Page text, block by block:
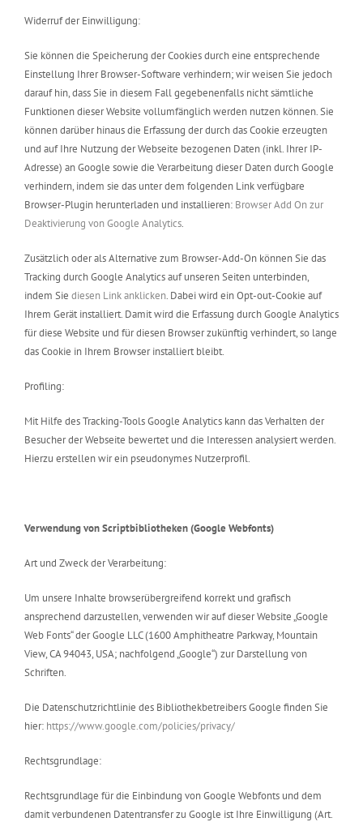
Widerruf der Einwilligung:
Sie können die Speicherung der Cookies durch eine entsprechende
Einstellung Ihrer Browser-Software verhindern; wir weisen Sie jedoch
darauf hin, dass Sie in diesem Fall gegebenenfalls nicht sämtliche
Funktionen dieser Website vollumfänglich werden nutzen können. Sie
können darüber hinaus die Erfassung der durch das Cookie erzeugten
und auf Ihre Nutzung der Webseite bezogenen Daten (inkl. Ihrer IP-
Adresse) an Google sowie die Verarbeitung dieser Daten durch Google
verhindern, indem sie das unter dem folgenden Link verfügbare
Browser-Plugin herunterladen und installieren: Browser Add On zur
Deaktivierung von Google Analytics.
Zusätzlich oder als Alternative zum Browser-Add-On können Sie das
Tracking durch Google Analytics auf unseren Seiten unterbinden,
indem Sie diesen Link anklicken. Dabei wird ein Opt-out-Cookie auf
Ihrem Gerät installiert. Damit wird die Erfassung durch Google Analytics
für diese Website und für diesen Browser zukünftig verhindert, so lange
das Cookie in Ihrem Browser installiert bleibt.
Profiling:
Mit Hilfe des Tracking-Tools Google Analytics kann das Verhalten der
Besucher der Webseite bewertet und die Interessen analysiert werden.
Hierzu erstellen wir ein pseudonymes Nutzerprofil.
Verwendung von Scriptbibliotheken (Google Webfonts)
Art und Zweck der Verarbeitung:
Um unsere Inhalte browserübergreifend korrekt und grafisch
ansprechend darzustellen, verwenden wir auf dieser Website „Google
Web Fonts“ der Google LLC (1600 Amphitheatre Parkway, Mountain
View, CA 94043, USA; nachfolgend „Google“) zur Darstellung von
Schriften.
Die Datenschutzrichtlinie des Bibliothekbetreibers Google finden Sie
hier: https://www.google.com/policies/privacy/
Rechtsgrundlage:
Rechtsgrundlage für die Einbindung von Google Webfonts und dem
damit verbundenen Datentransfer zu Google ist Ihre Einwilligung (Art.